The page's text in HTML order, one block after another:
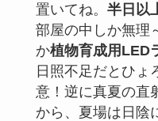
置いてね。 半日以
部屋の中しか無理
か植物育成用LED
日照不足だとひょ
意！逆に真夏の直
から、夏場は日陰